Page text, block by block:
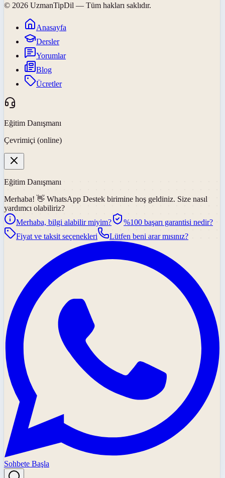
© 2026 UzmanTipDil — Tüm hakları saklıdır.
Anasayfa
Dersler
Yorumlar
Blog
Ücretler
Eğitim Danışmanı
Çevrimiçi (online)
Eğitim Danışmanı
Merhaba! 👋 WhatsApp Destek birimine hoş geldiniz. Size nasıl
yardımcı olabiliriz?
Merhaba, bilgi alabilir miyim?
%100 başarı garantisi nedir?
Fiyat ve taksit seçenekleri
Lütfen beni arar mısınız?
Sohbete Başla